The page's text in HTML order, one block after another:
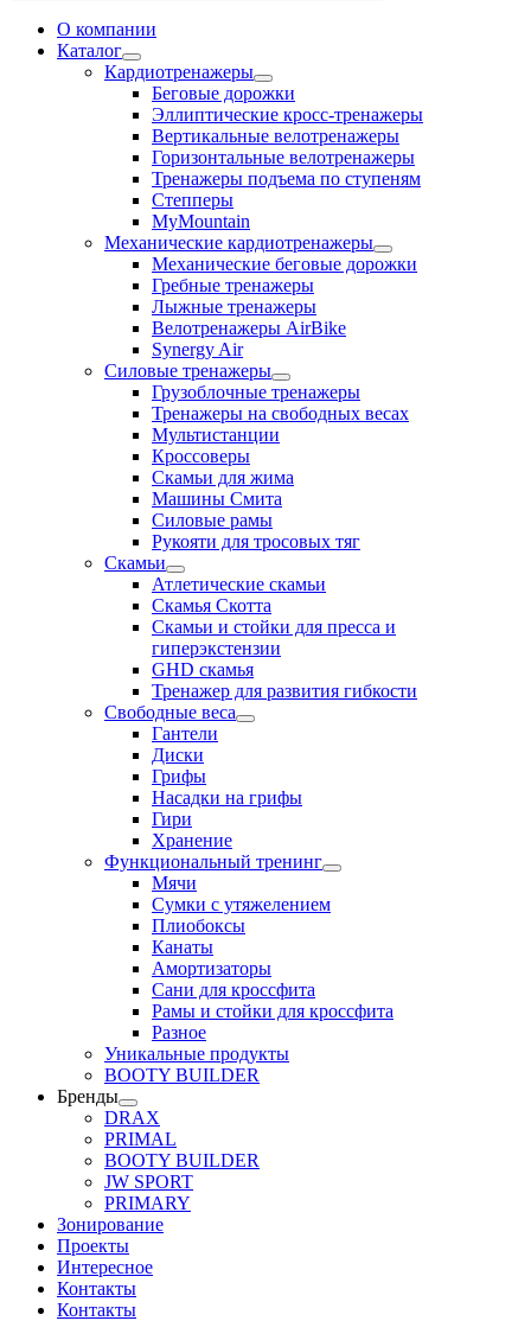
О компании
Каталог
Кардиотренажеры
Беговые дорожки
Эллиптические кросс-тренажеры
Вертикальные велотренажеры
Горизонтальные велотренажеры
Тренажеры подъема по ступеням
Степперы
MyMountain
Механические кардиотренажеры
Механические беговые дорожки
Гребные тренажеры
Лыжные тренажеры
Велотренажеры AirBike
Synergy Air
Силовые тренажеры
Грузоблочные тренажеры
Тренажеры на свободных весах
Мультистанции
Кроссоверы
Скамьи для жима
Машины Смита
Силовые рамы
Рукояти для тросовых тяг
Скамьи
Атлетические скамьи
Скамья Скотта
Скамьи и стойки для пресса и
гиперэкстензии
GHD скамья
Тренажер для развития гибкости
Свободные веса
Гантели
Диски
Грифы
Насадки на грифы
Гири
Хранение
Функциональный тренинг
Мячи
Сумки с утяжелением
Плиобоксы
Канаты
Амортизаторы
Сани для кроссфита
Рамы и стойки для кроссфита
Разное
Уникальные продукты
BOOTY BUILDER
Бренды
DRAX
PRIMAL
BOOTY BUILDER
JW SPORT
PRIMARY
Зонирование
Проекты
Интересное
Контакты
Контакты